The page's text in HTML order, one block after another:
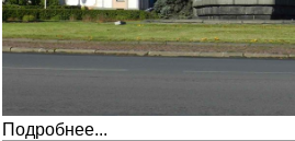
Подробнее...